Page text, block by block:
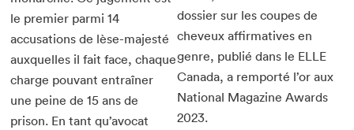
le premier parmi 14
accusations de lèse-majesté
auxquelles il fait face, chaque
charge pouvant entraîner
une peine de 15 ans de
prison. En tant qu’avocat
dossier sur les coupes de
cheveux affirmatives en
genre, publié dans le ELLE
Canada, a remporté l’or aux
National Magazine Awards
2023.